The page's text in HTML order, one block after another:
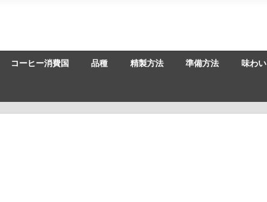
コーヒー消費国 品種 精製方法 準備方法 味わい